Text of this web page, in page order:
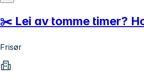
✂️ Lei av tomme timer?
Frisør